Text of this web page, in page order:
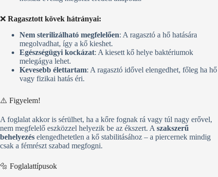
❌ Ragasztott kövek hátrányai:
Nem sterilizálható megfelelően: A ragasztó a hő hatására
megolvadhat, így a kő kieshet.
Egészségügyi kockázat: A kiesett kő helye baktériumok
melegágya lehet.
Kevesebb élettartam: A ragasztó idővel elengedhet, főleg ha hő
vagy fizikai hatás éri.
⚠️ Figyelem!
A foglalat akkor is sérülhet, ha a kőre fognak rá vagy túl nagy erővel,
nem megfelelő eszközzel helyezik be az ékszert. A szakszerű
behelyezés elengedhetetlen a kő stabilitásához – a piercernek mindig
csak a fémrészt szabad megfogni.
🔩 Foglalattípusok